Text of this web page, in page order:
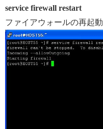
service firewall restart
ファイアウォールの再起動